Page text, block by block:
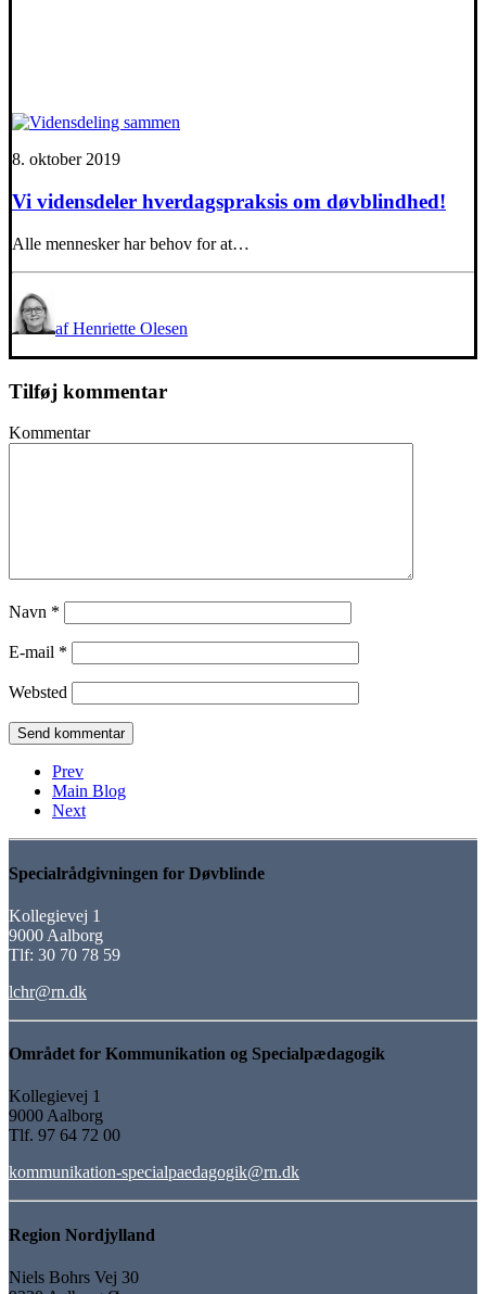
8. oktober 2019
Vi vidensdeler hverdagspraksis om døvblindhed!
Alle mennesker har behov for at…
af Henriette Olesen
Tilføj kommentar
Kommentar
Navn *
E-mail *
Websted
Prev
Main Blog
Next
Specialrådgivningen for Døvblinde
Kollegievej 1
9000 Aalborg
Tlf: 30 70 78 59
lchr@rn.dk
Området for Kommunikation og Specialpædagogik
Kollegievej 1
9000 Aalborg
Tlf. 97 64 72 00
kommunikation-specialpaedagogik@rn.dk
Region Nordjylland
Niels Bohrs Vej 30